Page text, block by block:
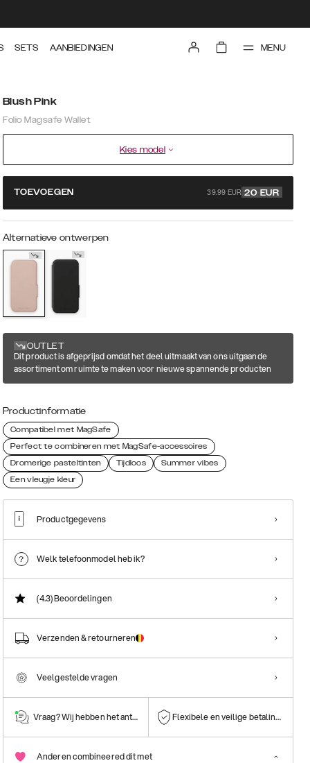
SETS AANBIEDINGEN MENU
Blush Pink
Folio Magsafe Wallet
Kies model
TOEVOEGEN 39.99 EUR 20 EUR
Alternatieve ontwerpen
OUTLET
Dit product is afgeprijsd omdat het deel uitmaakt van ons uitgaande
assortiment om ruimte te maken voor nieuwe spannende producten
Productinformatie
Compatibel met MagSafe
Perfect te combineren met MagSafe-accessoires
Dromerige pasteltinten
Tijdloos
Summer vibes
Een vleugje kleur
Productgegevens
Welk telefoonmodel heb ik?
(4.3)Beoordelingen
Verzenden & retourneren
Veelgestelde vragen
Vraag? Wij hebben het antwoord! Flexibele en veilige betalingen
Anderen combineered dit met